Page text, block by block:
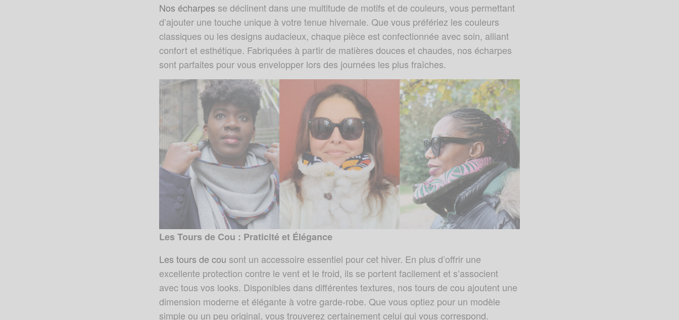
Nos écharpes se déclinent dans une multitude de motifs et de couleurs, vous permettant
d’ajouter une touche unique à votre tenue hivernale. Que vous préfériez les couleurs
classiques ou les designs audacieux, chaque pièce est confectionnée avec soin, alliant
confort et esthétique. Fabriquées à partir de matières douces et chaudes, nos écharpes
sont parfaites pour vous envelopper lors des journées les plus fraîches.
Les Tours de Cou : Praticité et Élégance
Les tours de cou sont un accessoire essentiel pour cet hiver. En plus d’offrir une
excellente protection contre le vent et le froid, ils se portent facilement et s’associent
avec tous vos looks. Disponibles dans différentes textures, nos tours de cou ajoutent une
dimension moderne et élégante à votre garde-robe. Que vous optiez pour un modèle
simple ou un peu original, vous trouverez certainement celui qui vous correspond.